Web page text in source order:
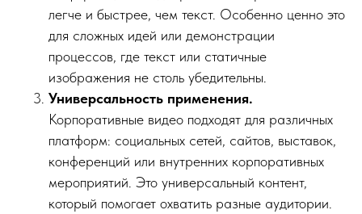
легче и быстрее, чем текст. Особенно ценно это
для сложных идей или демонстрации
процессов, где текст или статичные
изображения не столь убедительны.
Универсальность применения.
Корпоративные видео подходят для различных
платформ: социальных сетей, сайтов, выставок,
конференций или внутренних корпоративных
мероприятий. Это универсальный контент,
который помогает охватить разные аудитории.